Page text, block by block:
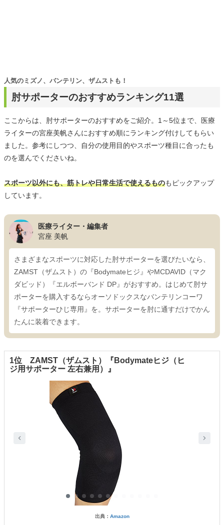
肘サポーターのおすすめランキング11選
人気のミズノ、バンテリン、ザムストも！
ここからは、肘サポーターのおすすめをご紹介。1～5位まで、医療
ライターの宮座美帆さんにおすすめ順にランキング付けしてもらい
ました。参考にしつつ、自分の使用目的やスポーツ種目に合ったも
のを選んでくださいね。
スポーツ以外にも、筋トレや日常生活で使えるものもピックアップ
しています。
医療ライター・編集者
宮座 美帆
さまざまなスポーツに対応した肘サポーターを選びたいなら、
ZAMST（ザムスト）の『Bodymateヒジ』やMCDAVID（マク
ダビッド）『エルボーバンド DP』がおすすめ。はじめて肘サ
ポーターを購入するならオーソドックスなバンテリンコーワ
『サポーターひじ専用』を。サポーターを肘に通すだけでかん
たんに装着できます。
1位 ZAMST（ザムスト）『Bodymateヒジ（ヒ
ジ用サポーター 左右兼用）』
出典： Amazon